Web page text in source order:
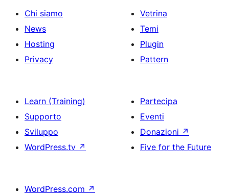
Chi siamo
News
Hosting
Privacy
Vetrina
Temi
Plugin
Pattern
Learn (Training)
Supporto
Sviluppo
WordPress.tv ↗
Partecipa
Eventi
Donazioni ↗
Five for the Future
WordPress.com ↗